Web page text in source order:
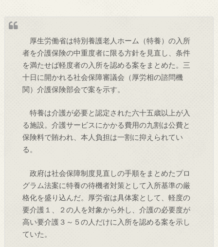
厚生労働省は特別養護老人ホーム（特養）の入所
者を介護保険の中重度者に限る方針を見直し、条件
を満たせば軽度者の入所を認める案をまとめた。三
十日に開かれる社会保障審議会（厚労相の諮問機
関）介護保険部会で案を示す。
特養は介護が必要と認定された六十五歳以上が入
る施設。介護サービスにかかる費用の九割は公費と
保険料で賄われ、本人負担は一割に抑えられてい
る。
政府は社会保障制度見直しの手順をまとめたプロ
グラム法案に特養の待機者対策として入所基準の厳
格化を盛り込んだ。厚労省は具体案として、軽度の
要介護１、２の人を対象から外し、介護の必要度が
高い要介護３～５の人だけに入所を認める案を示し
ていた。